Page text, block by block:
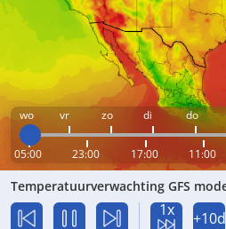
wo vr zo di do
05:00 23:00 17:00 11:00
Temperatuurverwachting GFS
1x +10d